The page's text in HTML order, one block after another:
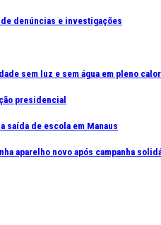
denúncias e investigações
sem luz e sem água em pleno
presidencial
saída de escola em Manaus
aparelho novo após campanha